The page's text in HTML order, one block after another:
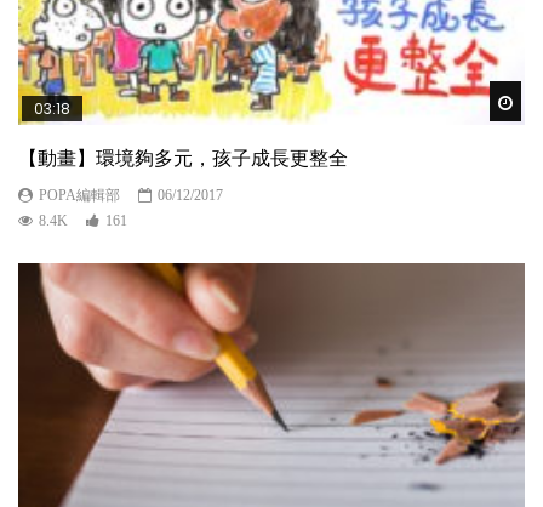
03:18
【動畫】環境夠多元，孩子成長更整全
POPA編輯部
06/12/2017
8.4K
161